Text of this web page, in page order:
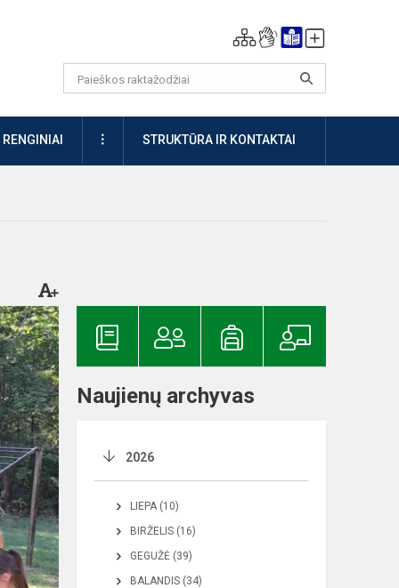
RENGINIAI DAUGIAUSTRUKTŪRA IR KONTAKTAI
Naujienų archyvas
2026
LIEPA (10)
BIRŽELIS (16)
GEGUŽĖ (39)
BALANDIS (34)